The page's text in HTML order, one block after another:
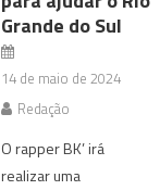
Grande do Sul
14 de maio de 2024
Redação
O rapper BK’ irá
realizar uma